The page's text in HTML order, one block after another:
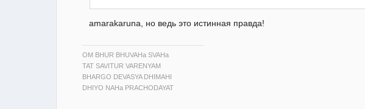
amarakaruna, но ведь это истинная правда!
OM BHUR BHUVAHa SVAHa
TAT SAVITUR VARENYAM
BHARGO DEVASYA DHIMAHI
DHIYO NAHa PRACHODAYAT